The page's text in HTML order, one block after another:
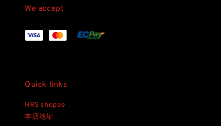
We accept
Quick links
HRS shopee
本店地址